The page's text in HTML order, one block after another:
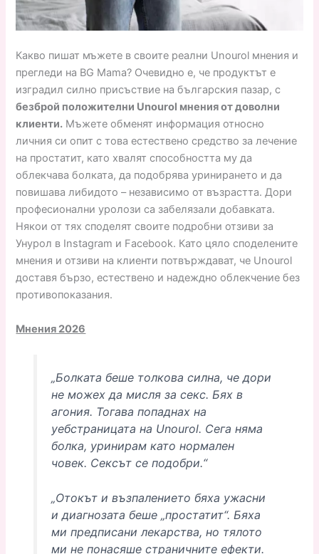
Какво пишат мъжете в своите реални Unourol мнения и
прегледи на BG Mama? Очевидно е, че продуктът е
изградил силно присъствие на българския пазар, с
безброй положителни Unourol мнения от доволни
клиенти. Мъжете обменят информация относно
личния си опит с това естествено средство за лечение
на простатит, като хвалят способността му да
облекчава болката, да подобрява уринирането и да
повишава либидото – независимо от възрастта. Дори
професионални уролози са забелязали добавката.
Някои от тях споделят своите подробни отзиви за
Унурол в Instagram и Facebook. Като цяло споделените
мнения и отзиви на клиенти потвърждават, че Unourol
доставя бързо, естествено и надеждно облекчение без
противопоказания.
Мнения 2026
„Болката беше толкова силна, че дори
не можех да мисля за секс. Бях в
агония. Тогава попаднах на
уебстраницата на Unourol. Сега няма
болка, уринирам като нормален
човек. Сексът се подобри.“
„Отокът и възпалението бяха ужасни
и диагнозата беше „простатит“. Бяха
ми предписани лекарства, но тялото
ми не понасяше страничните ефекти.